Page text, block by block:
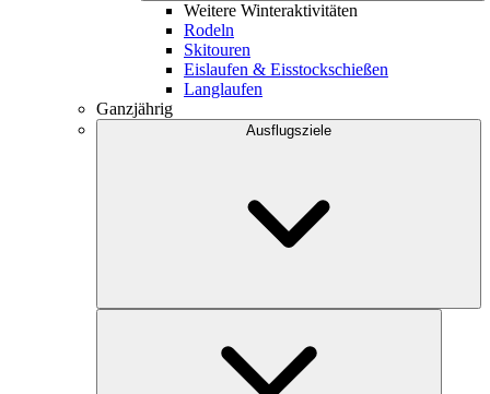
Weitere Winteraktivitäten
Rodeln
Skitouren
Eislaufen & Eisstockschießen
Langlaufen
Ganzjährig
Ausflugsziele